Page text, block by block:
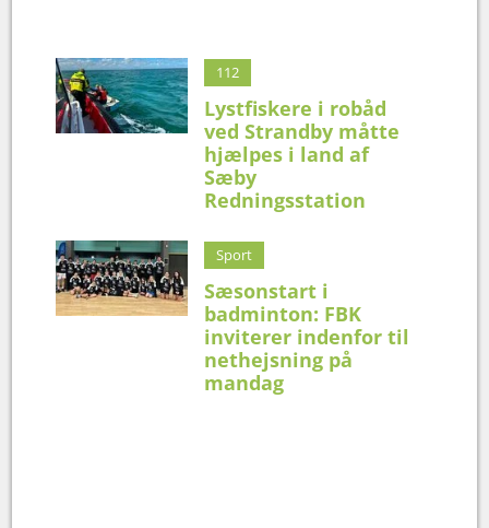
112
Lystfiskere i robåd
ved Strandby måtte
hjælpes i land af
Sæby
Redningsstation
Sport
Sæsonstart i
badminton: FBK
inviterer indenfor til
nethejsning på
mandag